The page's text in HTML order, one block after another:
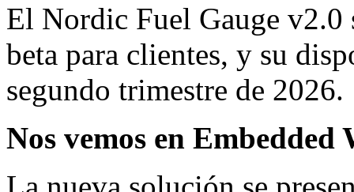
El Nordic Fuel Gauge v2.0
beta para clientes, y su
segundo trimestre de 2026.
Nos vemos en Embedded